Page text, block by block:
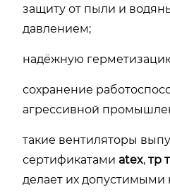
защиту от пыли и
давлением;
надёжную
сохранение
агрессивной
такие вентиляторы
сертификатами atex, тр
делает их допустимыми